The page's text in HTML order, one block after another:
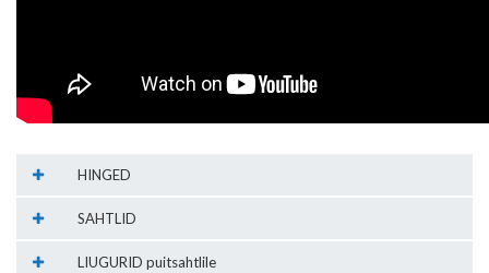
HINGED
SAHTLID
LIUGURID puitsahtlile